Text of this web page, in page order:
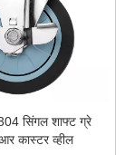
सिंगल शाफ्ट ग्रे
कास्टर व्हील